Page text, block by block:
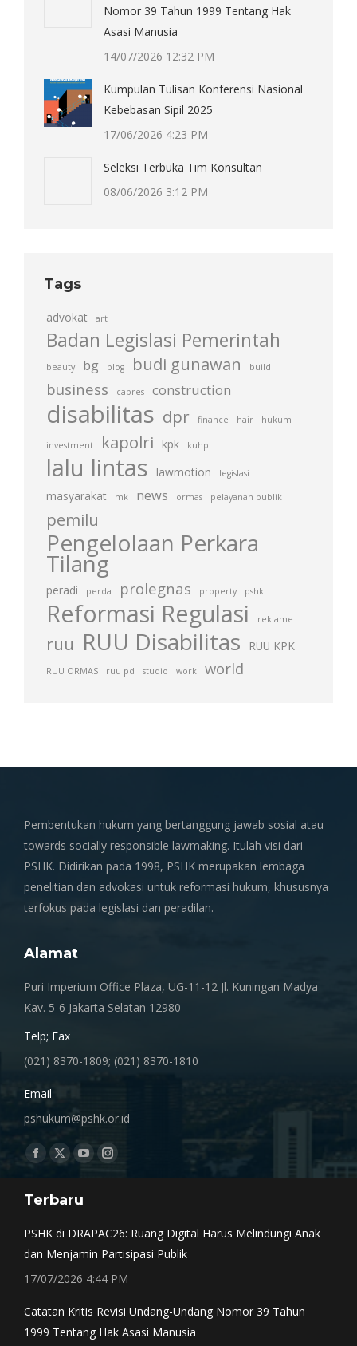
Nomor 39 Tahun 1999 Tentang Hak
Asasi Manusia
14/07/2026 12:32 PM
Kumpulan Tulisan Konferensi Nasional
Kebebasan Sipil 2025
17/06/2026 4:23 PM
Seleksi Terbuka Tim Konsultan
08/06/2026 3:12 PM
Tags
advokat art
Badan Legislasi Pemerintah
beauty bg blog budi gunawan build
business capres construction
disabilitas dpr finance hair hukum
investment kapolri kpk kuhp
lalu lintas lawmotion legislasi
masyarakat mk news ormas pelayanan publik
pemilu
Pengelolaan Perkara
Tilang
peradi perda prolegnas property pshk
Reformasi Regulasi reklame
ruu RUU Disabilitas RUU KPK
RUU ORMAS ruu pd studio work world
Pembentukan hukum yang bertanggung jawab sosial atau
towards socially responsible lawmaking. Itulah visi dari
PSHK. Didirikan pada 1998, PSHK merupakan lembaga
penelitian dan advokasi untuk reformasi hukum, khususnya
terfokus pada legislasi dan peradilan.
Alamat
Puri Imperium Office Plaza, UG-11-12 Jl. Kuningan Madya
Kav. 5-6 Jakarta Selatan 12980
Telp; Fax
(021) 8370-1809; (021) 8370-1810
Email
pshukum@pshk.or.id
Find us on:
Facebook
opens
window
X
opens
window
YouTube
opens
Instagram
window
Terbaru
PSHK di DRAPAC26: Ruang Digital Harus Melindungi Anak
dan Menjamin Partisipasi Publik
17/07/2026 4:44 PM
Catatan Kritis Revisi Undang-Undang Nomor 39 Tahun
1999 Tentang Hak Asasi Manusia